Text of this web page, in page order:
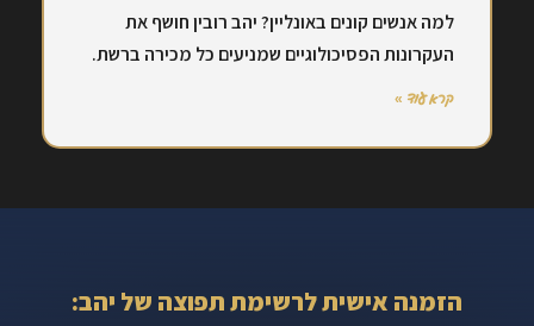
למה אנשים קונים באונליין? יהב רובין חושף את
העקרונות הפסיכולוגיים שמניעים כל מכירה ברשת.
קרא עוד »
הזמנה אישית לרשימת תפוצה של יהב: